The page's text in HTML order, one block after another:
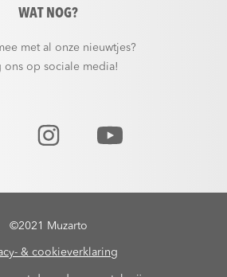
WAT NOG?
met al onze nieuwtjes?
ons op sociale media!
©2021 Muzarto
& cookieverklaring